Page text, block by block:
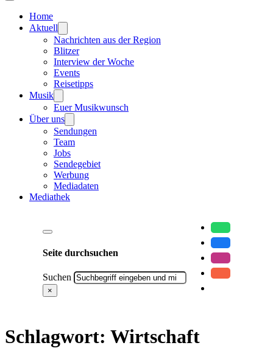
Home
Aktuell
Nachrichten aus der Region
Blitzer
Interview der Woche
Events
Reisetipps
Musik
Euer Musikwunsch
Über uns
Sendungen
Team
Jobs
Sendegebiet
Werbung
Mediadaten
Mediathek
Seite durchsuchen
Suchen
×
Schlagwort: Wirtschaft